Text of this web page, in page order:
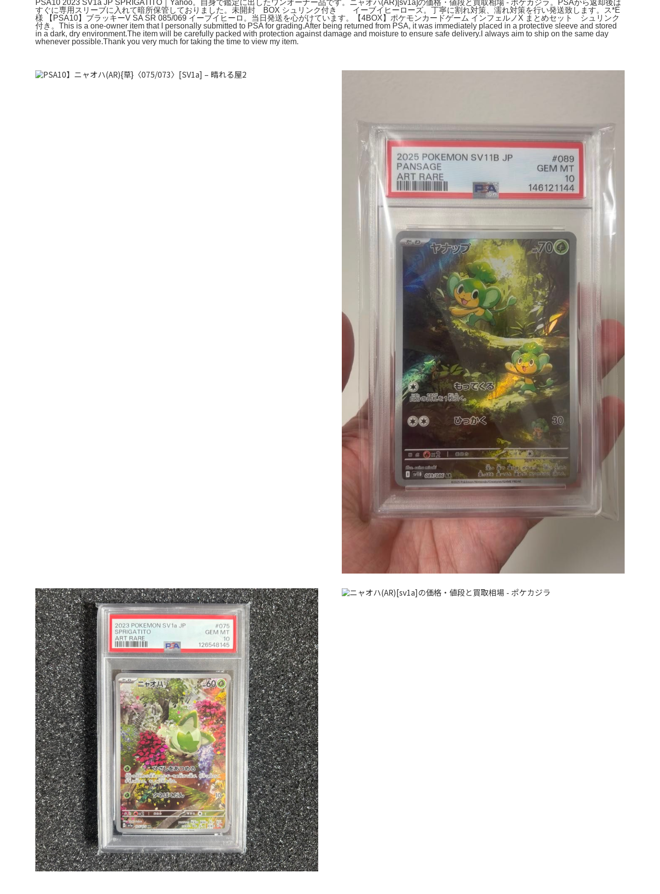
PSA10 2023 SV1a JP SPRIGATITO｜Yahoo。自身で鑑定に出したワンオーナー品です。ニャオハ(AR)[sv1a]の価格・値段と買取相場 - ポケカジラ。PSAから返却後は
すぐに専用スリーブに入れて暗所保管しておりました。未開封 BOX シュリンク付き イーブイヒーローズ。丁寧に割れ対策、濡れ対策を行い発送致します。ス*E
様 【PSA10】ブラッキーV SA SR 085/069 イーブイヒーロ。当日発送を心がけています。【4BOX】ポケモンカードゲーム インフェルノX まとめセット シュリンク
付き。This is a one-owner item that I personally submitted to PSA for grading.After being returned from PSA, it was immediately placed in a protective sleeve and stored
in a dark, dry environment.The item will be carefully packed with protection against damage and moisture to ensure safe delivery.I always aim to ship on the same day
whenever possible.Thank you very much for taking the time to view my item.